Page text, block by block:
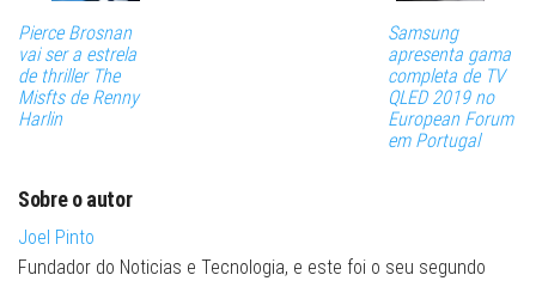
Pierce Brosnan
vai ser a estrela
de thriller The
Misfts de Renny
Harlin
Samsung
apresenta gama
completa de TV
QLED 2019 no
European Forum
em Portugal
Sobre o autor
Joel Pinto
Fundador do Noticias e Tecnologia, e este foi o seu segundo